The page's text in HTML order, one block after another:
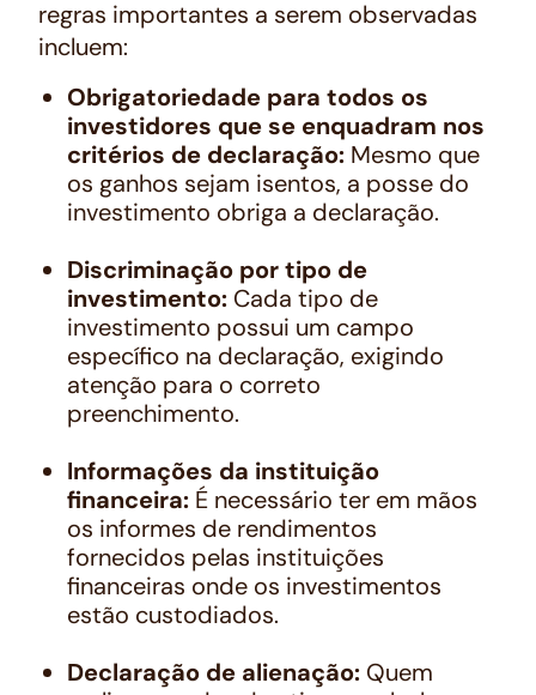
regras importantes a serem observadas
incluem:
Obrigatoriedade para todos os
investidores que se enquadram nos
critérios de declaração: Mesmo que
os ganhos sejam isentos, a posse do
investimento obriga a declaração.
Discriminação por tipo de
investimento: Cada tipo de
investimento possui um campo
específico na declaração, exigindo
atenção para o correto
preenchimento.
Informações da instituição
financeira: É necessário ter em mãos
os informes de rendimentos
fornecidos pelas instituições
financeiras onde os investimentos
estão custodiados.
Declaração de alienação: Quem